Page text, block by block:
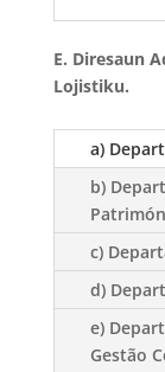
E. Diresaun
Lojistiku.
a)
b)
c)
d)
e)
Gestão